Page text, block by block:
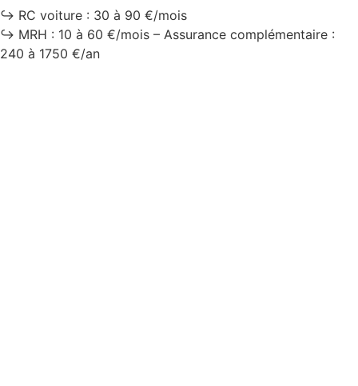
↪️ RC voiture : 30 à 90 €/mois
↪️ MRH : 10 à 60 €/mois – Assurance complémentaire :
240 à 1750 €/an